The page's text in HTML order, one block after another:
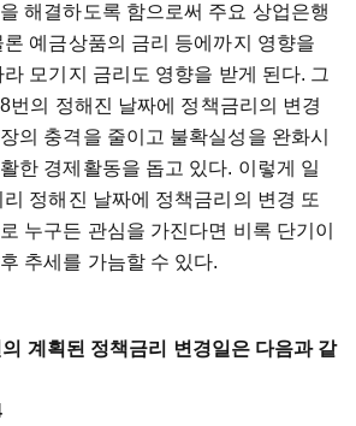
해결하도록 함으로써 주요 상업은행
예금상품의 금리 등에까지 영향을
모기지 금리도 영향을 받게 된다. 그
번의 정해진 날짜에 정책금리의 변경
의 충격을 줄이고 불확실성을 완화시
한 경제활동을 돕고 있다. 이렇게 일
정해진 날짜에 정책금리의 변경 또
누구든 관심을 가진다면 비록 단기이
추세를 가늠할 수 있다.
계획된 정책금리 변경일은 다음과 같